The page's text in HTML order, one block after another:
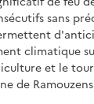
sans
climatique
et le
de